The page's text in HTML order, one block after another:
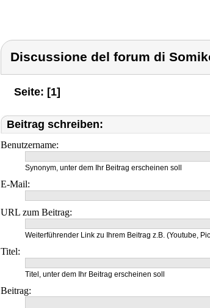
Discussione del forum di
Seite: [1]
Beitrag schreiben:
Benutzername:
Synonym, unter dem Ihr Beitrag erscheinen soll
E-Mail:
URL zum Beitrag:
Weiterführender Link zu Ihrem Beitrag z.B. (Youtube,
Titel:
Titel, unter dem Ihr Beitrag erscheinen soll
Beitrag: